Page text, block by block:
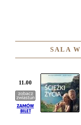
SALA
11.00